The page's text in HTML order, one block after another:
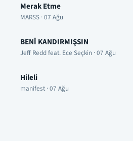
Merak Etme
MARSS · 07 Ağu
BENİ KANDIRMIŞSIN
Jeff Redd feat. Ece Seçkin · 07 Ağu
Hileli
manifest · 07 Ağu